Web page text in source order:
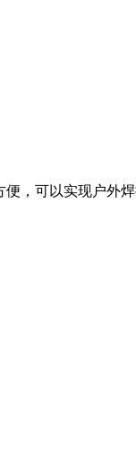
，可以实现户外